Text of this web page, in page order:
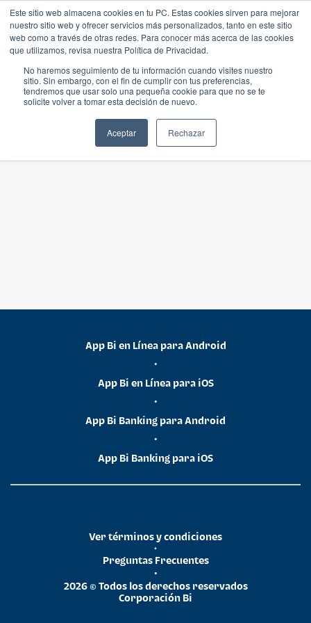
Este sitio web almacena cookies en tu PC. Estas cookies sirven para mejorar
nuestro sitio web y ofrecer servicios más personalizados, tanto en este sitio
web como a través de otras redes. Para conocer más acerca de las cookies
que utilizamos, revisa nuestra Política de Privacidad.
No haremos seguimiento de tu información cuando visites nuestro
sitio. Sin embargo, con el fin de cumplir con tus preferencias,
tendremos que usar solo una pequeña cookie para que no se te
solicite volver a tomar esta decisión de nuevo.
Aceptar Rechazar
App Bi en Línea para Android
•
App Bi en Línea para iOS
•
App Bi Banking para Android
•
App Bi Banking para iOS
2026 © Todos los derechos reservados
Corporación Bi
•
Preguntas Frecuentes
•
Ver términos y condiciones